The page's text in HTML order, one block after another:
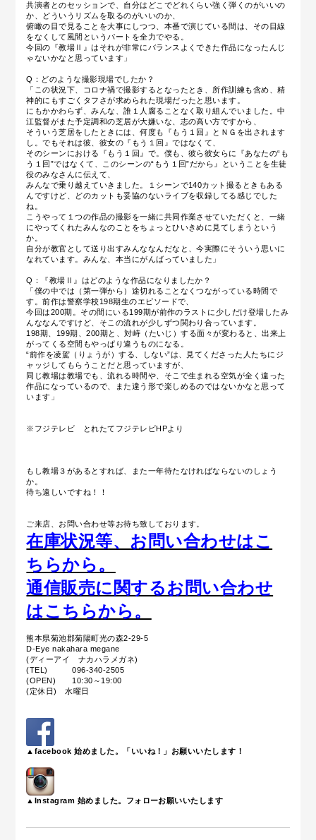
共演者とのセッションで、自分はどこでどれくらい強く弾くのがいいの
か、どういうリズムを取るのがいいのか、
俯瞰の目で見ることを大事にしつつ、本番で演じている間は、その目線
をなくして風間というパートを全力でやる。
今回の『教場Ⅱ』はそれが非常にバランスよくできた作品になったんじ
ゃないかなと思っています」
Q：どのような撮影現場でしたか？
「この状況下、コロナ禍で撮影するとなったとき、所作訓練も含め、精
神的にもすごくタフさが求められた現場だったと思います。
にもかかわらず、みんな、誰１人腐ることなく取り組んでいました。中
江監督がまた予定調和の芝居が大嫌いな、志の高い方ですから、
そういう芝居をしたときには、何度も『もう１回』とＮＧを出されます
し。でもそれは彼、彼女の『もう１回』ではなくて、
そのシーンにおける『もう１回』で。僕も、彼ら彼女らに『あなたの“も
う１回”ではなくて、このシーンの“もう１回”だから』ということを生徒
役のみなさんに伝えて、
みんなで乗り越えていきました。１シーンで140カット撮るときもある
んですけど、どのカットも妥協のないライブを収録してる感じでした
ね。
こうやって１つの作品の撮影を一緒に共同作業させていただくと、一緒
にやってくれたみんなのことをちょっとひいきめに見てしまうという
か。
自分が教官として送り出すみんななんだなと、今実際にそういう思いに
なれています。みんな、本当にがんばっていました」
Q：『教場Ⅱ』はどのような作品になりましたか？
「僕の中では（第一弾から）途切れることなくつながっている時間で
す。前作は警察学校198期生のエピソードで、
今回は200期。その間にいる199期が前作のラストに少しだけ登場したみ
んななんですけど、そこの流れが少しずつ関わり合っています。
198期、199期、200期と、対峙（たいじ）する面々が変わると、出来上
がってくる空間もやっぱり違うものになる。
“前作を凌駕（りょうが）する、しない”は、見てくださった人たちにジ
ャッジしてもらうことだと思っていますが、
同じ教場は教場でも、流れる時間や、そこで生まれる空気が全く違った
作品になっているので、また違う形で楽しめるのではないかなと思って
います」
※フジテレビ とれたてフジテレビHPより
もし教場３があるとすれば、また一年待たなければならないのしょう
か。
待ち遠しいですね！！
ご来店、お問い合わせ等お待ち致しております。
在庫状況等、お問い合わせはこ
ちらから。
通信販売に関するお問い合わせ
はこちらから。
熊本県菊池郡菊陽町光の森2-29-5
D-Eye nakahara megane
(ディーアイ ナカハラメガネ)
(TEL) 096-340-2505
(OPEN) 10:30～19:00
(定休日) 水曜日
▲facebook 始めました。「いいね！」お願いいたします！
▲Instagram 始めました。フォローお願いいたします